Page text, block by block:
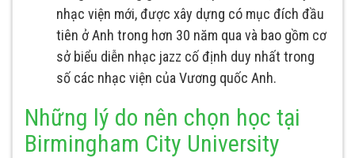
nhạc viện mới, được xây dựng có mục đích đầu
tiên ở Anh trong hơn 30 năm qua và bao gồm cơ
sở biểu diễn nhạc jazz cố định duy nhất trong
số các nhạc viện của Vương quốc Anh.
Những lý do nên chọn học tại
Birmingham City University